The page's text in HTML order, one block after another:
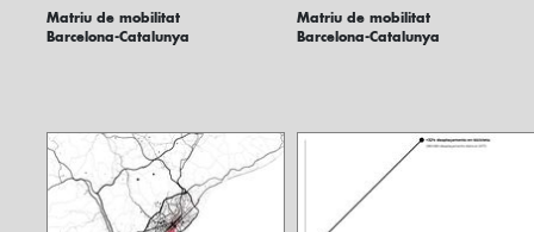
Matriu de mobilitat
Barcelona-Catalunya
Matriu de mobilitat
Barcelona-Catalunya